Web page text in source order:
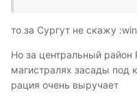
то за Сургут не скажу
Но за центральный район
магистралях засады
рация очень выручает